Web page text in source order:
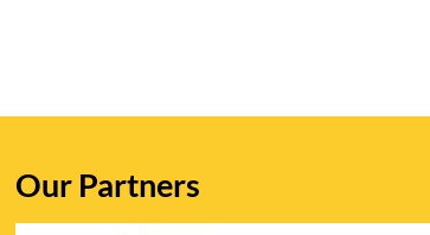
Our Partners